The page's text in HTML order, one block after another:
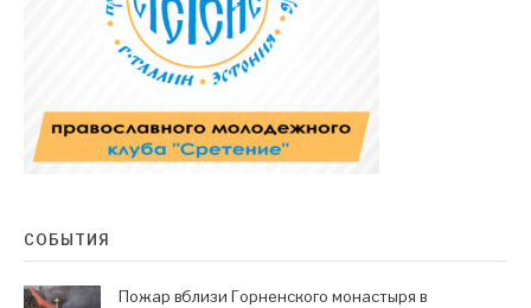
СОБЫТИЯ
Пожар вблизи Горненского монастыря в